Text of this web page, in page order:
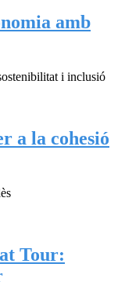
amb
i inclusió
a la cohesió
Tour: